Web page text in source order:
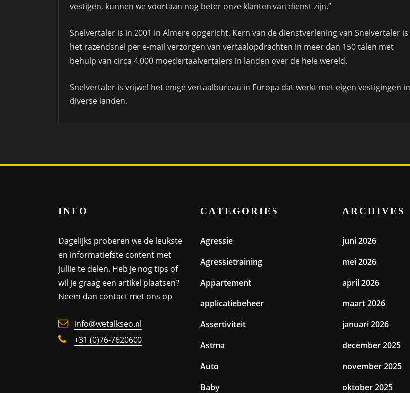
vestigen, kunnen we voortaan nog beter onze klanten van dienst zijn.”
Snelvertaler is in 2001 in Almere opgericht. Kern van de dienstverlening van Snelvertaler is
het razendsnel per e-mail verzorgen van vertaalopdrachten in meer dan 150 talen met
behulp van circa 4.000 moedertaalvertalers in landen over de hele wereld.
Snelvertaler is vrijwel het enige vertaalbureau in Europa dat werkt met eigen vestigingen in
diverse landen.
INFO
Dagelijks proberen we de leukste
en informatiefste content met
jullie te delen. Heb je nog tips of
wil je graag een artikel plaatsen?
Neem dan contact met ons op
info@wetalkseo.nl
+31 (0)76-7620600
CATEGORIES
Agressie
Agressietraining
Appartement
applicatiebeheer
Assertiviteit
Astma
Auto
Baby
ARCHIVES
juni 2026
mei 2026
april 2026
maart 2026
januari 2026
december 2025
november 2025
oktober 2025